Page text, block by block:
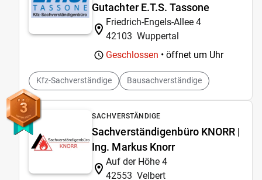
Gutachter E.T.S. Tassone
Friedrich-Engels-Allee 4
42103 Wuppertal
Geschlossen • öffnet um Uhr
Kfz-Sachverständige Bausachverständige
3 SACHVERSTÄNDIGE
Sachverständigenbüro KNORR |
Ing. Markus Knorr
Auf der Höhe 4
42553 Velbert